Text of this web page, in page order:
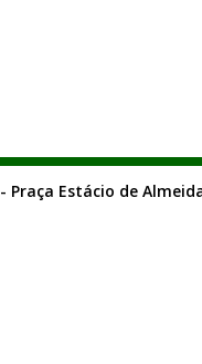
- Praça Estácio de